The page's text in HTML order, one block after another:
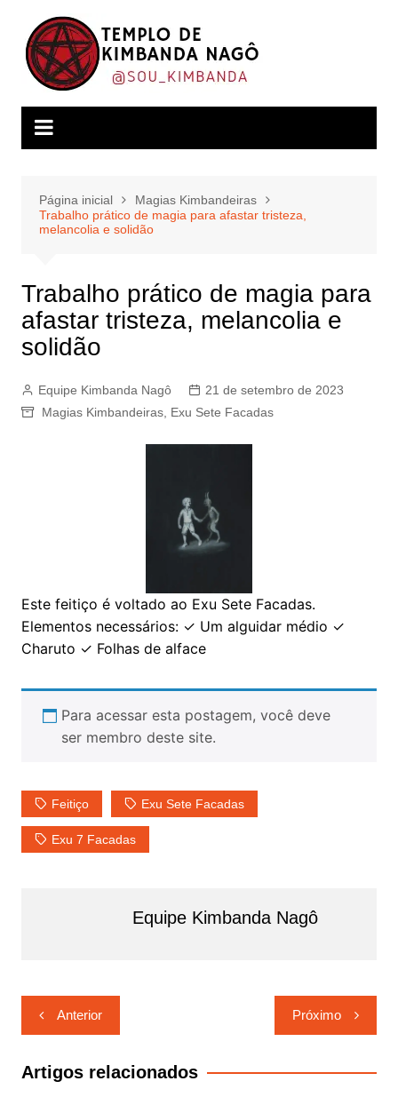
conteúdo
Página inicial
Magias Kimbandeiras
Trabalho prático de magia para afastar tristeza,
melancolia e solidão
Trabalho prático de magia para
afastar tristeza, melancolia e
solidão
Equipe Kimbanda Nagô
21 de setembro de 2023
Magias Kimbandeiras, Exu Sete Facadas
Este feitiço é voltado ao Exu Sete Facadas.
Elementos necessários: ✓ Um alguidar médio ✓
Charuto ✓ Folhas de alface
Para acessar esta postagem, você deve
ser membro deste site.
Feitiço Exu Sete Facadas
Exu 7 Facadas
Equipe Kimbanda Nagô
Navegação
de
Post
Anterior Próximo
Artigos relacionados